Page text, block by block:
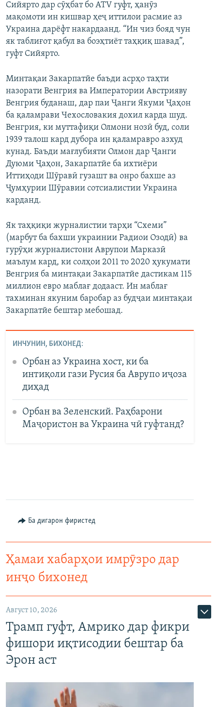
Сийярто дар сӯҳбат бо ATV гуфт, ҳанӯз
мақомоти ин кишвар ҳеҷ иттилои расмие аз
Украина дарёфт накардаанд. “Ин чиз бояд чун
як таблиғот қабул ва боэҳтиёт таҳқиқ шавад”,
гуфт Сийярто.
Минтақаи Закарпатйе баъди асрҳо таҳти
назорати Венгрия ва Императории Австрияву
Венгрия буданаш, дар паи Ҷанги Якуми Ҷаҳон
ба қаламрави Чехословакия дохил карда шуд.
Венгрия, ки муттафиқи Олмони нозӣ буд, соли
1939 талош кард дубора ин қаламравро азхуд
кунад. Баъди мағлубияти Олмон дар Ҷанги
Дуюми Ҷаҳон, Закарпатйе ба ихтиёри
Иттиҳоди Шӯравӣ гузашт ва онро бахше аз
Ҷумҳурии Шӯравии сотсиалистии Украина
карданд.
Як таҳқиқи журналистии тарҳи “Схеми”
(марбут ба бахши украинии Радиои Озодӣ) ва
гурӯҳи журналистони Аврупои Марказӣ
маълум кард, ки солҳои 2011 то 2020 ҳукумати
Венгрия ба минтақаи Закарпатйе дастикам 115
миллион евро маблағ додааст. Ин маблағ
тахминан якуним баробар аз будҷаи минтақаи
Закарпатйе бештар мебошад.
ИНЧУНИН, БИХОНЕД:
Орбан аз Украина хост, ки ба
интиқоли гази Русия ба Аврупо иҷоза
диҳад
Орбан ва Зеленский. Раҳбарони
Маҷористон ва Украина чӣ гуфтанд?
Ба дигарон фиристед
Ҳамаи хабарҳои имрӯзро дар
инҷо бихонед
Август 10, 2026
Трамп гуфт, Амрико дар фикри
фишори иқтисодии бештар ба
Эрон аст